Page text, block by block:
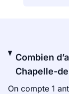
Combien
Chapelle-
On compte 1